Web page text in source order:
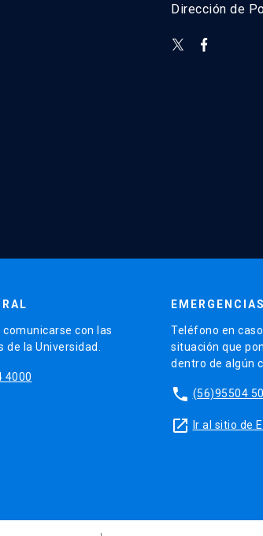
Dirección de
con las
la Universidad.
4000
Teléfono en
situación que
dentro de algún
phone (56)95504
launch Ir al sitio de